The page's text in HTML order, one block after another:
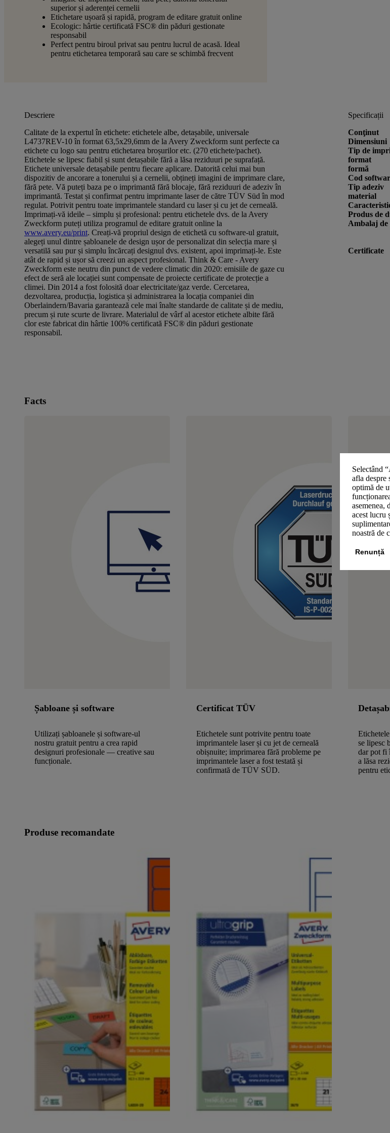
Selectând
afla despre
optimă de
asemenea,
acest lucru
noastră de
Renunță
superior și aderenței cernelii
Etichetare ușoară și rapidă, program de editare gratuit online
Ecologic: hârtie certificată FSC® din păduri gestionate
responsabil
Perfect pentru biroul privat sau pentru lucrul de acasă. Ideal
pentru etichetarea temporară sau care se schimbă frecvent
Descriere
Calitate de la expertul în etichete: etichetele albe, detașabile, universale
L4737REV-10 în format 63,5x29,6mm de la Avery Zweckform sunt perfecte ca
etichete cu logo sau pentru etichetarea broșurilor etc. (270 etichete/pachet).
Etichetele se lipesc fiabil și sunt detașabile fără a lăsa reziduuri pe suprafață.
Etichete universale detașabile pentru fiecare aplicare. Datorită celui mai bun
dispozitiv de ancorare a tonerului și a cernelii, obțineți imagini de imprimare clare,
fără pete. Vă puteți baza pe o imprimantă fără blocaje, fără reziduuri de adeziv în
imprimantă. Testat și confirmat pentru imprimante laser de către TÜV Süd în mod
regulat. Potrivit pentru toate imprimantele standard cu laser și cu jet de cerneală.
Imprimați-vă ideile – simplu și profesional: pentru etichetele dvs. de la Avery
Zweckform puteți utiliza programul de editare gratuit online la
www.avery.eu/print. Creați-vă propriul design de etichetă cu software-ul gratuit,
alegeți unul dintre șabloanele de design ușor de personalizat din selecția mare și
versatilă sau pur și simplu încărcați designul dvs. existent, apoi imprimați-le. Este
atât de rapid și ușor să creezi un aspect profesional. Think & Care - Avery
Zweckform este neutru din punct de vedere climatic din 2020: emisiile de gaze cu
efect de seră ale locației sunt compensate de proiecte certificate de protecție a
climei. Din 2014 a fost folosită doar electricitate/gaz verde. Cercetarea,
dezvoltarea, producția, logistica și administrarea la locația companiei din
Oberlaindern/Bavaria garantează cele mai înalte standarde de calitate și de mediu,
precum și rute scurte de livrare. Materialul de vârf al acestor etichete albite fără
clor este fabricat din hârtie 100% certificată FSC® din păduri gestionate
responsabil.
Specificații
Conţinut
Dimensiuni
Tip de
format
formă
Cod
Tip adeziv
material
Produs de
Ambalaj
Certificate
Facts
Șabloane și software
Utilizați șabloanele și software-ul
nostru gratuit pentru a crea rapid
designuri profesionale — creative sau
funcționale.
Certificat TÜV
Etichetele sunt potrivite pentru toate
imprimantele laser și cu jet de cerneală
obișnuite; imprimarea fără probleme pe
imprimantele laser a fost testată și
confirmată de TÜV SÜD.
se lipesc
dar pot fi
a lăsa
pentru
Produse recomandate